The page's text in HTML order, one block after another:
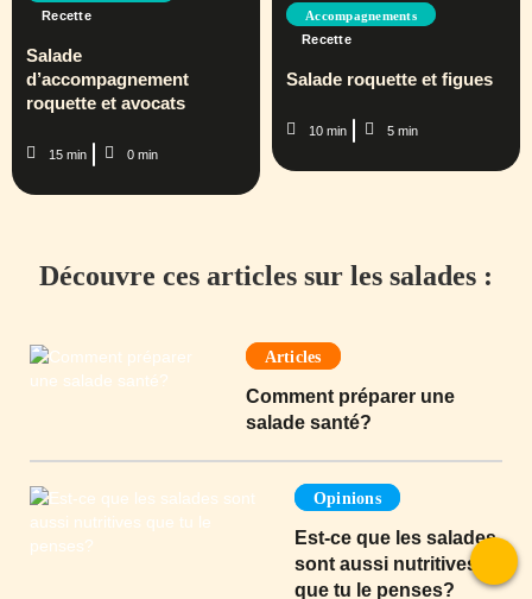
Recette
Salade
d’accompagnement
roquette et avocats
15 min 0 min
Accompagnements
Recette
Salade roquette et figues
10 min 5 min
Découvre ces articles sur les salades :
Articles
Comment préparer une
salade santé?
Opinions
Est-ce que les salades
sont aussi nutritives
que tu le penses?